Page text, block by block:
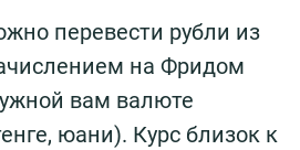
перевести рубли из
на Фридом
вам валюте
юани). Курс близок к